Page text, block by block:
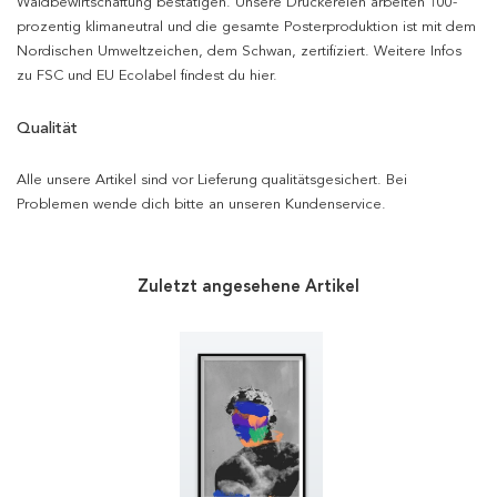
prozentig klimaneutral und die gesamte Posterproduktion ist mit dem
Nordischen Umweltzeichen, dem Schwan, zertifiziert. Weitere Infos
zu FSC und EU Ecolabel findest du hier.
Qualität
Alle unsere Artikel sind vor Lieferung qualitätsgesichert. Bei
Problemen wende dich bitte an unseren Kundenservice.
Zuletzt angesehene Artikel